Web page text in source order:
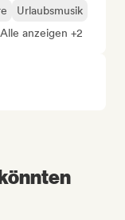
Urlaubsmusik
Alle anzeigen +2